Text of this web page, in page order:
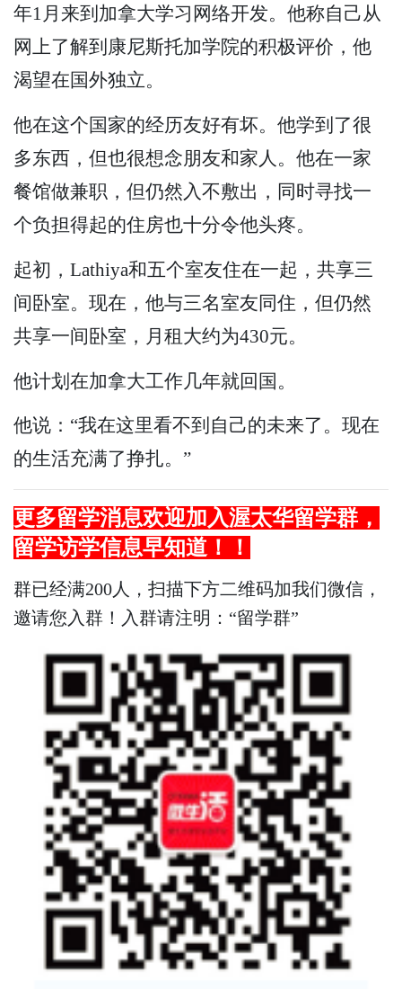
年1月来到加拿大学习网络开发。他称自己从
网上了解到康尼斯托加学院的积极评价，他
渴望在国外独立。
他在这个国家的经历友好有坏。他学到了很
多东西，但也很想念朋友和家人。他在一家
餐馆做兼职，但仍然入不敷出，同时寻找一
个负担得起的住房也十分令他头疼。
起初，Lathiya和五个室友住在一起，共享三
间卧室。现在，他与三名室友同住，但仍然
共享一间卧室，月租大约为430元。
他计划在加拿大工作几年就回国。
他说：“我在这里看不到自己的未来了。现在
的生活充满了挣扎。”
更多留学消息欢迎加入渥太华留学群，
留学访学信息早知道！！
群已经满200人，扫描下方二维码加我们微信，
邀请您入群！入群请注明：“留学群”